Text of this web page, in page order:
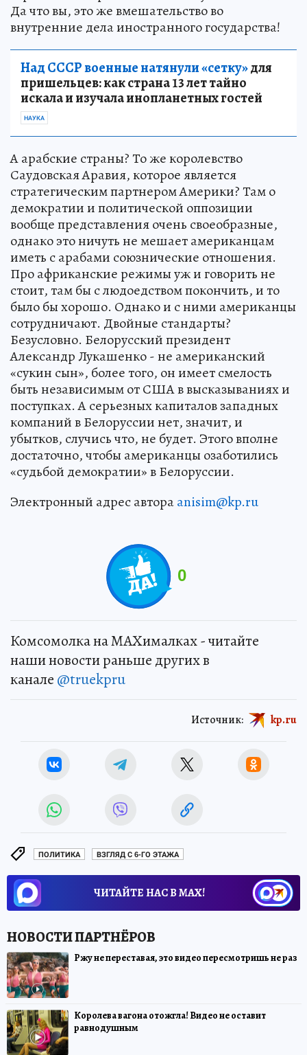
Да что вы, это же вмешательство во
внутренние дела иностранного государства!
Над СССР военные натянули «сетку»для
пришельцев: как страна 13 лет тайно
искала и изучала инопланетных гостей
НАУКА
А арабские страны? То же королевство
Саудовская Аравия, которое является
стратегическим партнером Америки? Там о
демократии и политической оппозиции
вообще представления очень своеобразные,
однако это ничуть не мешает американцам
иметь с арабами союзнические отношения.
Про африканские режимы уж и говорить не
стоит, там бы с людоедством покончить, и то
было бы хорошо. Однако и с ними американцы
сотрудничают. Двойные стандарты?
Безусловно. Белорусский президент
Александр Лукашенко - не американский
«сукин сын», более того, он имеет смелость
быть независимым от США в высказываниях и
поступках. А серьезных капиталов западных
компаний в Белоруссии нет, значит, и
убытков, случись что, не будет. Этого вполне
достаточно, чтобы американцы озаботились
«судьбой демократии» в Белоруссии.
Электронный адрес автораanisim@kp.ru
0
Комсомолка на MAXималках - читайте
наши новости раньше других в
канале @truekpru
Источник: kp.ru
ПОЛИТИКА ВЗГЛЯД С 6-ГО ЭТАЖА
ЧИТАЙТЕ НАС В МАХ!
Ржу не переставая, это видео пересмотришь не раз
Королева вагона отожгла! Видео не оставит
равнодушным